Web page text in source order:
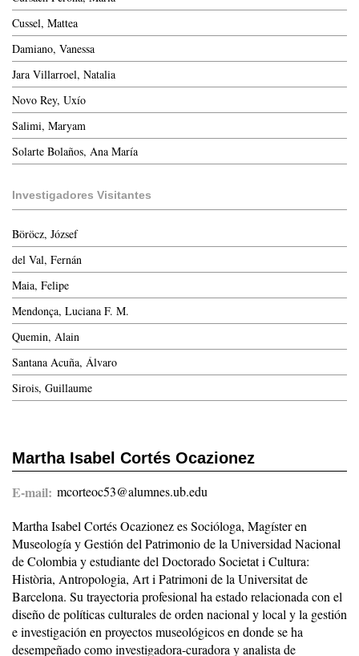
Martha Isabel Cortés Ocazionez
E-mail mcorteoc53@alumnes.ub.edu
Martha Isabel Cortés Ocazionez es Socióloga, Magíster en
Museología y Gestión del Patrimonio de la Universidad Nacional
de Colombia y estudiante del Doctorado Societat i Cultura:
Història, Antropologia, Art i Patrimoni de la Universitat de
Barcelona. Su trayectoria profesional ha estado relacionada con el
diseño de políticas culturales de orden nacional y local y la gestión
e investigación en proyectos museológicos en donde se ha
desempeñado como investigadora-curadora y analista de
Cussel, Mattea
Damiano, Vanessa
Jara Villarroel, Natalia
Novo Rey, Uxío
Salimi, Maryam
Solarte Bolaños, Ana María
Investigadores Visitantes
Böröcz, József
del Val, Fernán
Maia, Felipe
Mendonça, Luciana F. M.
Quemin, Alain
Santana Acuña, Álvaro
Sirois, Guillaume